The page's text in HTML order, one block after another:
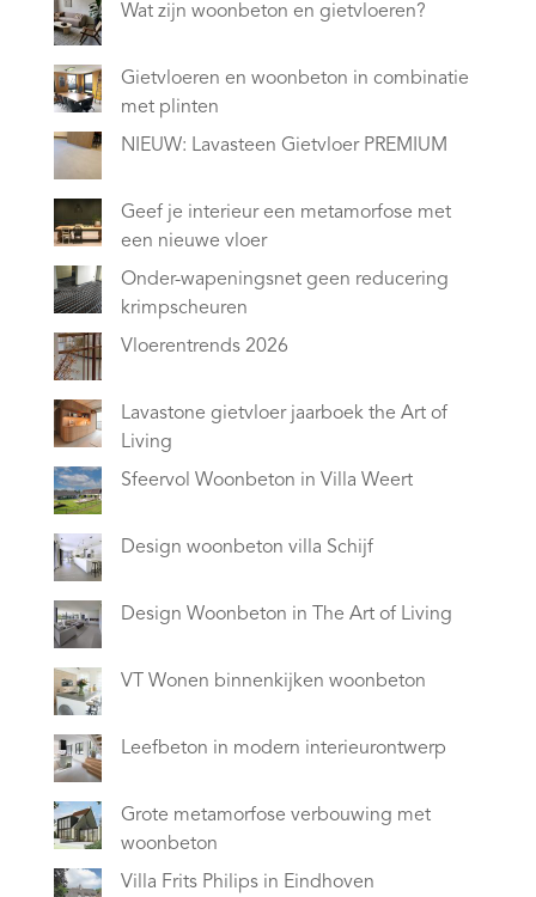
Wat zijn woonbeton en gietvloeren?
Gietvloeren en woonbeton in combinatie
met plinten
NIEUW: Lavasteen Gietvloer PREMIUM
Geef je interieur een metamorfose met
een nieuwe vloer
Onder-wapeningsnet geen reducering
krimpscheuren
Vloerentrends 2026
Lavastone gietvloer jaarboek the Art of
Living
Sfeervol Woonbeton in Villa Weert
Design woonbeton villa Schijf
Design Woonbeton in The Art of Living
VT Wonen binnenkijken woonbeton
Leefbeton in modern interieurontwerp
Grote metamorfose verbouwing met
woonbeton
Villa Frits Philips in Eindhoven